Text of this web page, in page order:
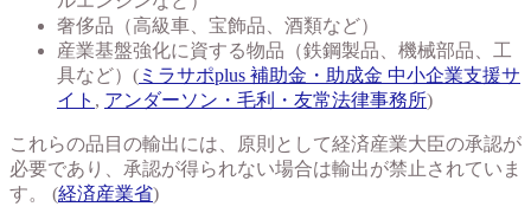
奢侈品（高級車、宝飾品、酒類など）
産業基盤強化に資する物品（鉄鋼製品、機械部品、工
具など）( ミラサポplus 補助金・助成金 中小企業支援サ
イト , アンダーソン・毛利・友常法律事務所)
これらの品目の輸出には、原則として経済産業大臣の承認が
必要であり、承認が得られない場合は輸出が禁止されていま
す。 (経済産業省)